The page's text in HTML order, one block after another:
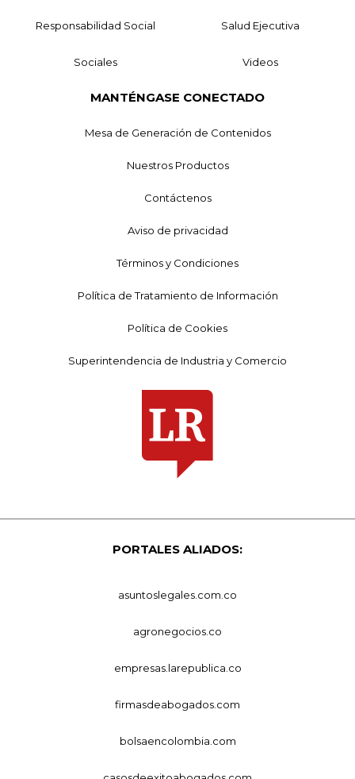
Responsabilidad Social Salud Ejecutiva
Sociales Videos
MANTÉNGASE CONECTADO
Mesa de Generación de Contenidos
Nuestros Productos
Contáctenos
Aviso de privacidad
Términos y Condiciones
Política de Tratamiento de Información
Política de Cookies
Superintendencia de Industria y Comercio
PORTALES ALIADOS:
asuntoslegales.com.co
agronegocios.co
empresas.larepublica.co
firmasdeabogados.com
bolsaencolombia.com